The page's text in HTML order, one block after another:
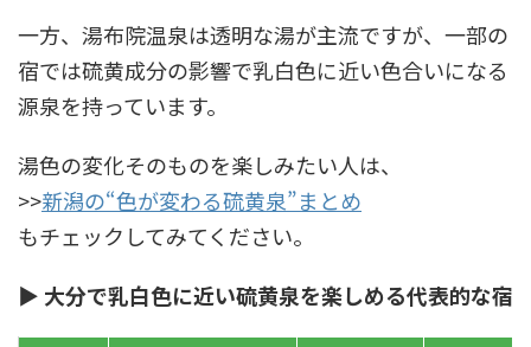
一方、湯布院温泉は透明な湯が主流ですが、一部の
宿では硫黄成分の影響で乳白色に近い色合いになる
源泉を持っています。
湯色の変化そのものを楽しみたい人は、
>>新潟の“色が変わる硫黄泉”まとめ
もチェックしてみてください。
▶ 大分で乳白色に近い硫黄泉を楽しめる代表的な宿